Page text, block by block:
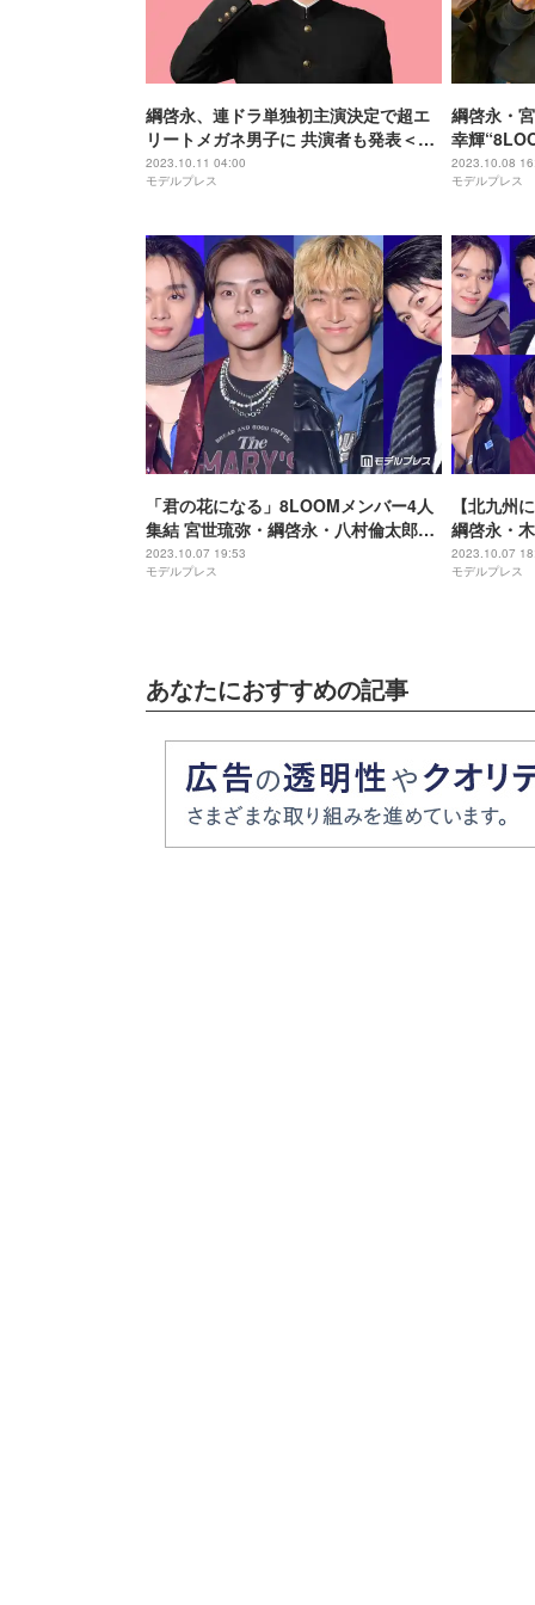
綱啓永、連ドラ単独初主演決定で超エ
リートメガネ男子に 共演者も発表＜恋
愛のすゝめ＞
2023.10.11 04:00
モデルプレス
綱啓永・
幸輝
アツ」「
2023.10.08
モデルプレス
「君の花になる」8LOOMメンバー4人
集結 宮世琉弥・綱啓永・八村倫太郎・
山下幸輝が個性発揮＜TGC 北九州
2023＞
2023.10.07 19:53
モデルプレス
【北九州
綱啓永・
ストも
2023.10.07
モデルプレス
あなたにおすすめの記事